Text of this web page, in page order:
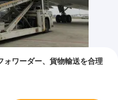
ォワーダー、貨物輸送を合理